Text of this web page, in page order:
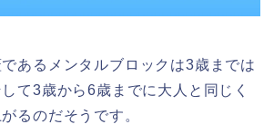
あるメンタルブロックは3歳までは
て3歳から6歳までに大人と同じく
るのだそうです。